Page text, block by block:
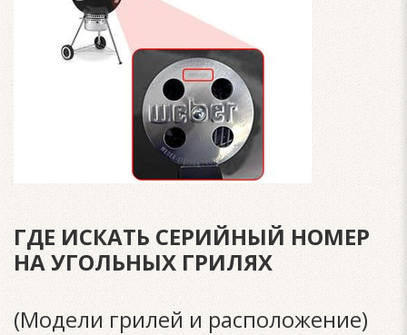
ГДЕ ИСКАТЬ СЕРИЙНЫЙ НОМЕР
НА УГОЛЬНЫХ ГРИЛЯХ
(Модели грилей и расположение)